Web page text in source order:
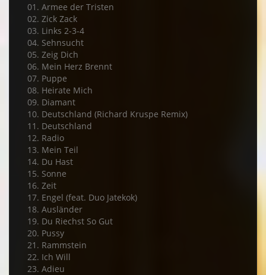
01. Armee der Tristen
02. Zick Zack
03. Links 2-3-4
04. Sehnsucht
05. Zeig Dich
06. Mein Herz Brennt
07. Puppe
08. Heirate Mich
09. Diamant
10. Deutschland (Richard Kruspe Remix)
11. Deutschland
12. Radio
13. Mein Teil
14. Du Hast
15. Sonne
16. Zeit
17. Engel (feat. Duo Jatekok)
18. Ausländer
19. Du Riechst So Gut
20. Pussy
21. Rammstein
22. Ich Will
23. Adieu